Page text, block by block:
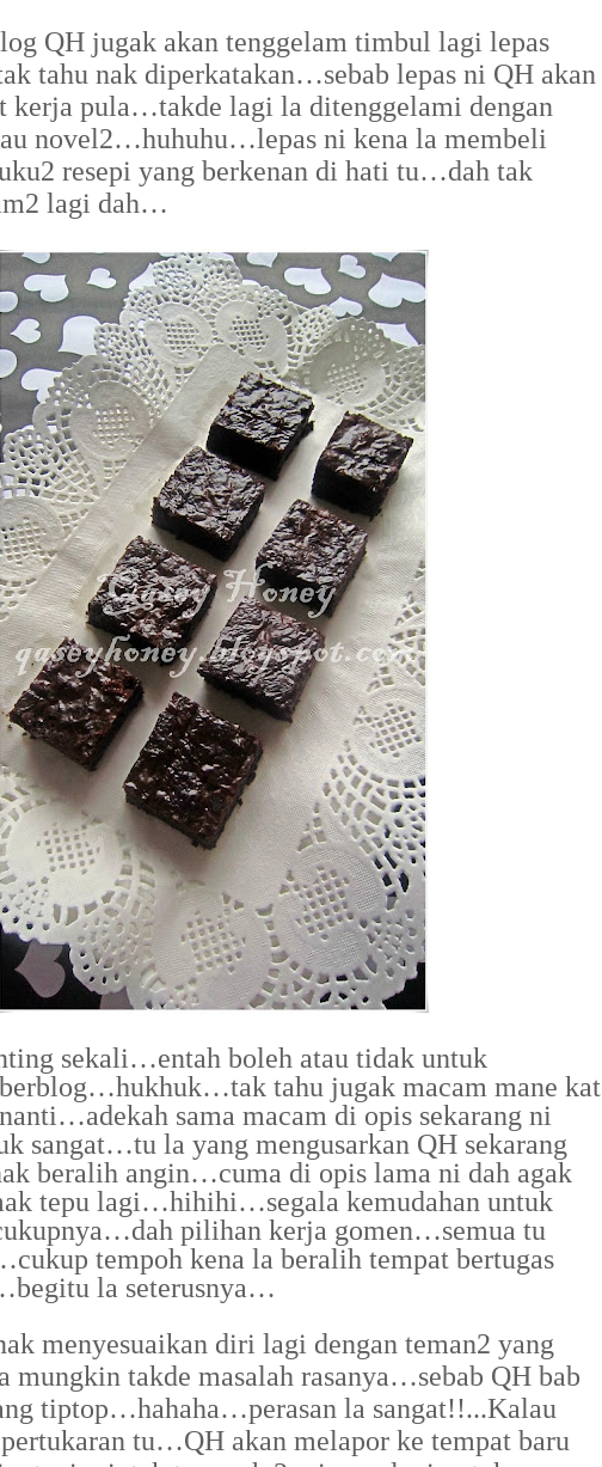
QH jugak akan tenggelam timbul lagi lepas
tahu nak diperkatakan…sebab lepas ni QH akan
kerja pula…takde lagi la ditenggelami dengan
novel2…huhuhu…lepas ni kena la membeli
resepi yang berkenan di hati tu…dah tak
lagi dah…
sekali…entah boleh atau tidak untuk
tahu jugak macam mane kat
sama macam di opis sekarang ni
sangat…tu la yang mengusarkan QH sekarang
beralih angin…cuma di opis lama ni dah agak
tepu lagi…hihihi…segala kemudahan untuk
pilihan kerja gomen…semua tu
tempoh kena la beralih tempat bertugas
la seterusnya…
menyesuaikan diri lagi dengan teman2 yang
takde masalah rasanya…sebab QH bab
tiptop…hahaha…perasan la sangat!!...Kalau
tu…QH akan melapor ke tempat baru